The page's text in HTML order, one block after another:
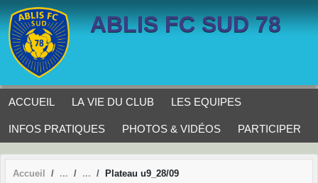
ABLIS FC SUD 78
ACCUEIL LA VIE DU CLUB LES EQUIPES
INFOS PRATIQUES PHOTOS & VIDÉOS PARTICIPER
Accueil Plateau u9_28/09
Panneau de gestion des cookies